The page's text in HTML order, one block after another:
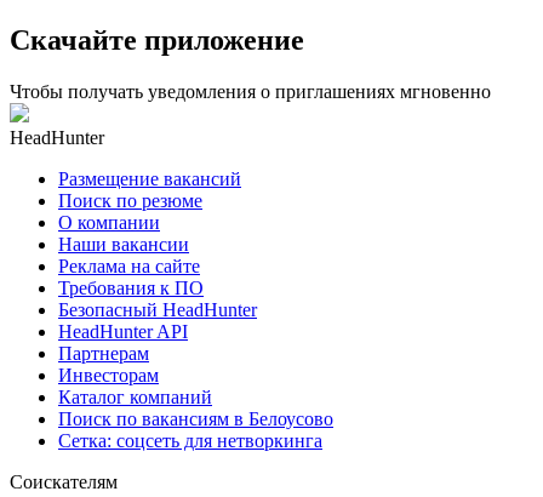
Скачайте приложение
Чтобы получать уведомления о приглашениях мгновенно
HeadHunter
Размещение вакансий
Поиск по резюме
О компании
Наши вакансии
Реклама на сайте
Требования к ПО
Безопасный HeadHunter
HeadHunter API
Партнерам
Инвесторам
Каталог компаний
Поиск по вакансиям в Белоусово
Сетка: соцсеть для нетворкинга
Соискателям